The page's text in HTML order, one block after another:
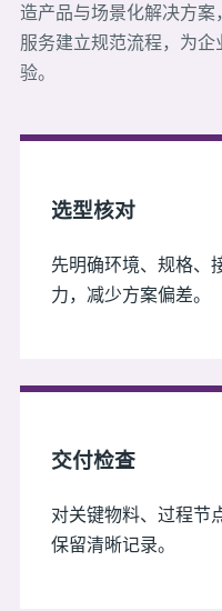
造产品与场景化解决方
服务建立规范流程，为
验。
选型核对
先明确环境、规格、
力，减少方案偏差。
交付检查
对关键物料、过程节
保留清晰记录。